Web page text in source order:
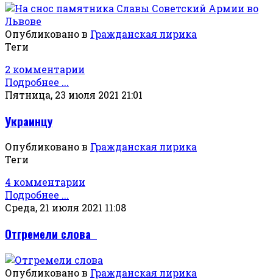
Опубликовано в Гражданская лирика
Теги
2 комментарии
Подробнее ...
Пятница, 23 июля 2021 21:01
Украинцу
Опубликовано в Гражданская лирика
Теги
4 комментарии
Подробнее ...
Среда, 21 июля 2021 11:08
Отгремели слова
Опубликовано в Гражданская лирика